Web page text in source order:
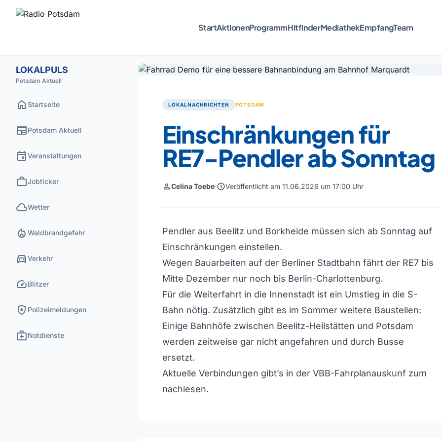
StartAktionenProgrammHitfinderMediathekEmpfangTeam
LOKALPULS
Potsdam Aktuell
home Startseite
newspaperPotsdam Aktuell
eventVeranstaltungen
workJobticker
cloudWetter
local_fire_department Waldbrandgefahr
directions_carVerkehr
speedBlitzer
local_police Polizeimeldungen
medical_servicesNotdienste
LOKALNACHRICHTEN POTSDAM
Einschränkungen für
RE7-Pendler ab Sonntag
personCelina Toebe scheduleVeröffentlicht am 11.06.2026 um 17:00 Uhr
Pendler aus Beelitz und Borkheide müssen sich ab Sonntag auf
Einschränkungen einstellen.
Wegen Bauarbeiten auf der Berliner Stadtbahn fährt der RE7 bis
Mitte Dezember nur noch bis Berlin-Charlottenburg.
Für die Weiterfahrt in die Innenstadt ist ein Umstieg in die S-
Bahn nötig. Zusätzlich gibt es im Sommer weitere Baustellen:
Einige Bahnhöfe zwischen Beelitz-Heilstätten und Potsdam
werden zeitweise gar nicht angefahren und durch Busse
ersetzt.
Aktuelle Verbindungen gibt’s in der VBB-Fahrplanauskunf zum
nachlesen.